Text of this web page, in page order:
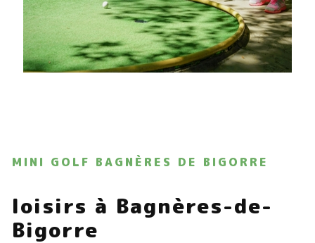
MINI GOLF BAGNÈRES DE BIGORRE
loisirs à Bagnères-de-
Bigorre